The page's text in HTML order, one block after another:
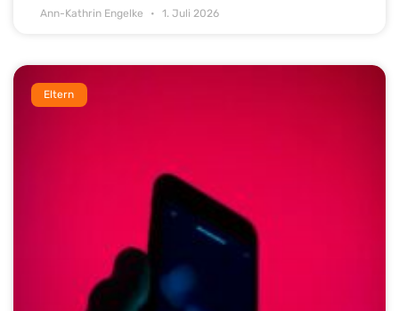
Ann-Kathrin Engelke 1. Juli 2026
Eltern